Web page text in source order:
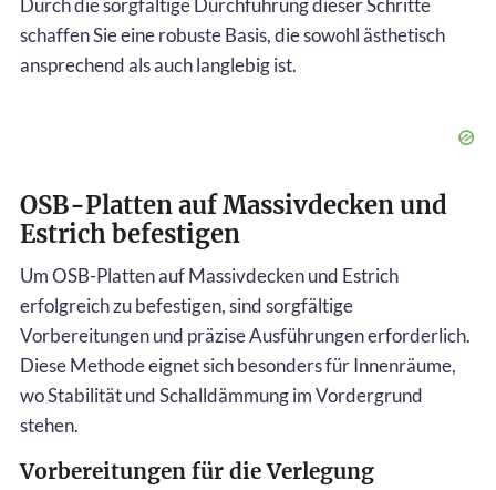
schaffen Sie eine robuste Basis, die sowohl ästhetisch
ansprechend als auch langlebig ist.
OSB-Platten auf Massivdecken und
Estrich befestigen
Um OSB-Platten auf Massivdecken und Estrich
erfolgreich zu befestigen, sind sorgfältige
Vorbereitungen und präzise Ausführungen erforderlich.
Diese Methode eignet sich besonders für Innenräume,
wo Stabilität und Schalldämmung im Vordergrund
stehen.
Vorbereitungen für die Verlegung